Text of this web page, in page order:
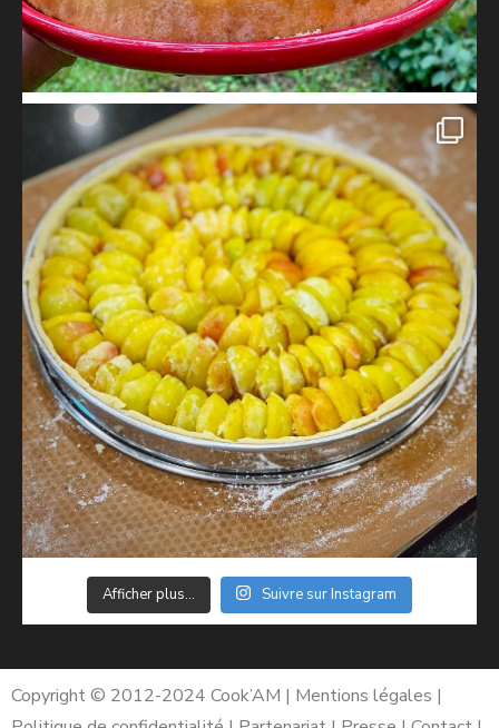
Afficher plus... Suivre sur Instagram
Copyright © 2012-2024 Cook’AM | Mentions légales |